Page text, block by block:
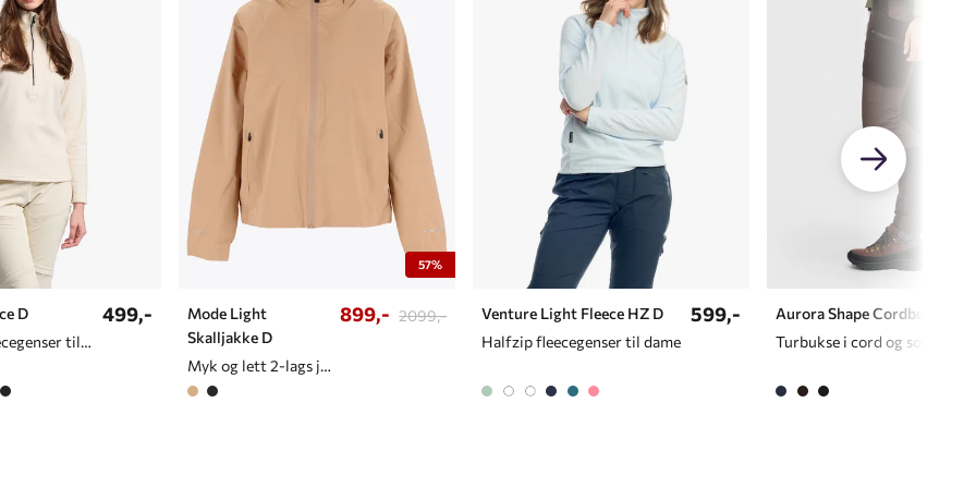
D
Myk og lett fleecegenser til dame
499,-
57%
Mode Light
Skalljakke D
Myk og lett 2-lags jakke til dame
899,- 2099,-
Venture Light Fleece HZ D
Halfzip fleecegenser til dame
599,-
Aurora Shape Cordbukse D